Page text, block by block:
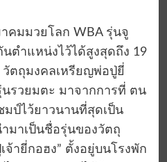
คมมวยโลก WBA รุ่นจู
ตำแหน่งไว้ได้สูงสุดถึง 19
ตถุมงคลเหรียญพ่อปู่ยี่
รวยมตะ มาจากการที่ ตน
ป์ไว้ยาวนานที่สุดเป็น
มาเป็นชื่อรุ่นของวัตถุ
จ้ายี่กอฮง” ตั้งอยู่บนโรงพัก